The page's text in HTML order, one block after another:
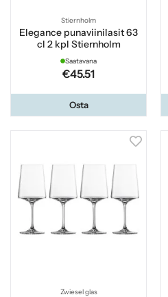
Stiernholm
Elegance punaviinilasit 63
cl 2 kpl Stiernholm
Saatavana
€45.51
Osta
Zwiesel glas